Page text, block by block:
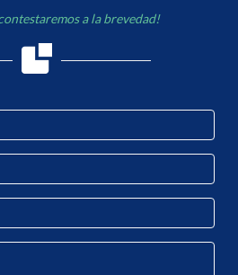
a la brevedad!